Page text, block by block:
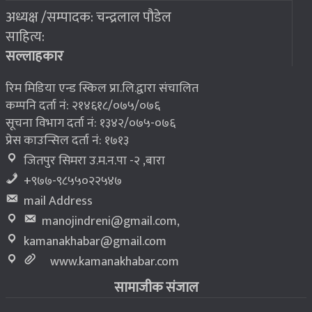
२०७६ बैशाख १३, शुक्रबार
८ भूकम्प पीडितलाई घर निर्माण गर्न लालपुर्जा
अध्यक्ष /सम्पादक: चन्द्रलाल पौडेल
साहित्य:
सल्लाहकार
रिम मिडिया एन्ड स्किल प्रा.लि.द्वारा संचालित
कम्पनि दर्ता नं: २१४६१८/०७५/०७६
सूचना विभाग दर्ता नं: १३४२/०७५-०७६
प्रेस काउन्सिल दर्ता नं: १७१३
जितपुर सिमरा उ.म.न.पा -२ ,बारा
+९७७-९८५५०२२५४७
mail Address
manojindreni@gmail.com,
kamanakhabar@gmail.com
www.kamanakhabar.com
सामाजीक संजाल